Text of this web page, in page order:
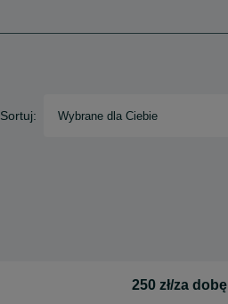
Sortuj: Wybrane dla Ciebie
250 zł/za dobę